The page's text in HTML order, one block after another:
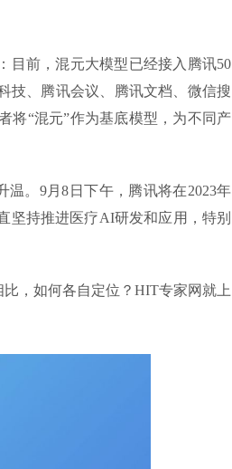
目前，混元大模型已经接入腾讯50
技、腾讯会议、腾讯文档、微信搜
将“混元”作为基底模型，为不同产
温。9月8日下午，腾讯将在2023年
坚持推进医疗AI研发和应用，特别
，如何各自定位？HIT专家网就上